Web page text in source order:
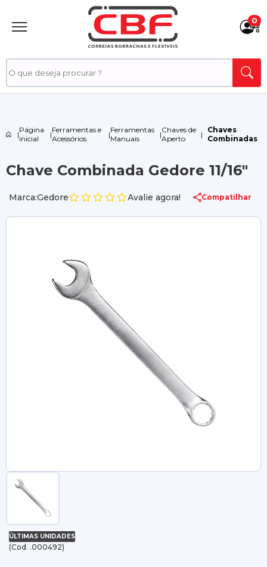
0
|Página
inicial
|Ferramentas e
Acessórios
|Ferramentas
Manuais
|Chaves de
Aperto
|
Chaves
Combinadas
Chave Combinada Gedore 11/16"
Marca:Gedore Avalie agora! Compatilhar
ÚLTIMAS UNIDADES
(Cod. .000492)